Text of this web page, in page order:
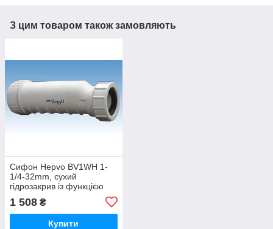
З цим товаром також замовляють
Сифон Hepvo BV1WH 1-
1/4-32mm, сухий
гідрозакрив із функцією
1 508 ₴
Купити